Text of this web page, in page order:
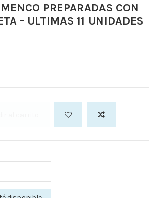
PREPARADAS CON
- ULTIMAS 11 UNIDADES